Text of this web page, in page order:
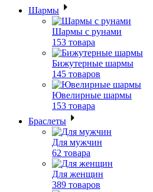
Шармы
Шармы с рунами
153 товара
Бижутерные шармы
145 товаров
Ювелирные шармы
153 товара
Браслеты
Для мужчин
62 товара
Для женщин
389 товаров